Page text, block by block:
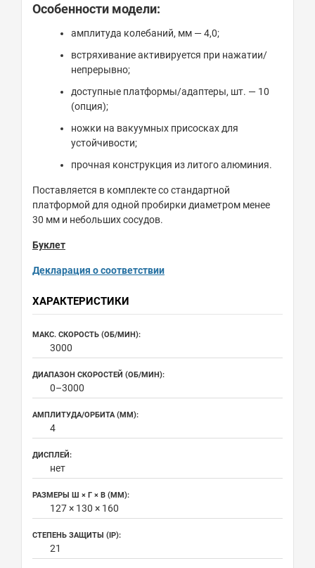
Особенности модели:
амплитуда колебаний, мм — 4,0;
встряхивание активируется при нажатии/
непрерывно;
доступные платформы/адаптеры, шт. — 10
(опция);
ножки на вакуумных присосках для
устойчивости;
прочная конструкция из литого алюминия.
Поставляется в комплекте со стандартной
платформой для одной пробирки диаметром менее
30 мм и небольших сосудов.
Буклет
Декларация о соответствии
ХАРАКТЕРИСТИКИ
МАКС. СКОРОСТЬ (ОБ/МИН):
3000
ДИАПАЗОН СКОРОСТЕЙ (ОБ/МИН):
0–3000
АМПЛИТУДА/ОРБИТА (ММ):
4
ДИСПЛЕЙ:
нет
РАЗМЕРЫ Ш × Г × В (ММ):
127 × 130 × 160
СТЕПЕНЬ ЗАЩИТЫ (IP):
21